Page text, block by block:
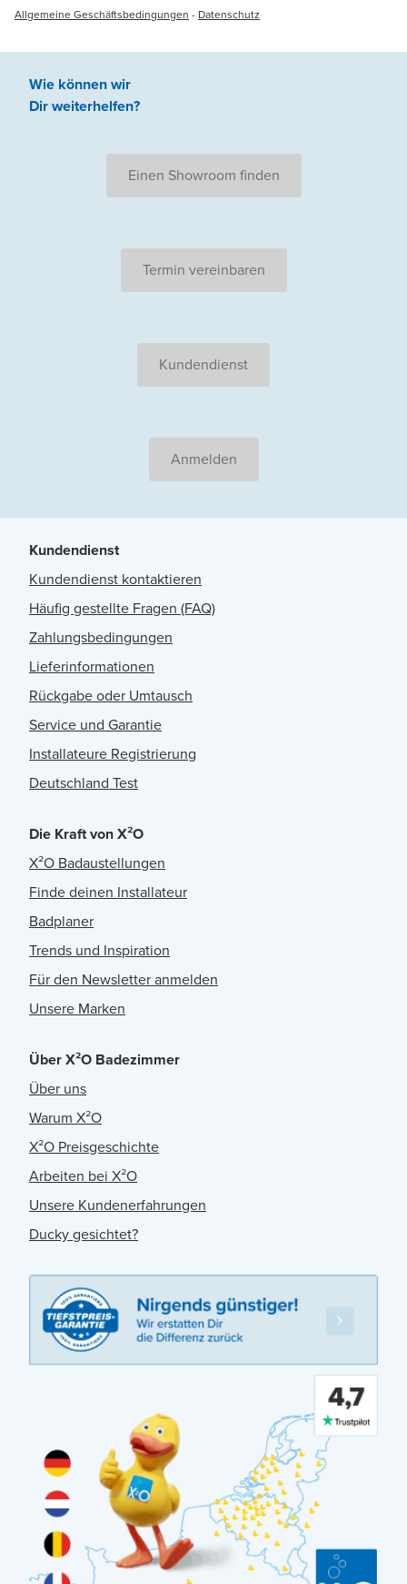
Allgemeine Geschäftsbedingungen - Datenschutz
Wie können wir
Dir weiterhelfen?
Einen Showroom finden
Termin vereinbaren
Kundendienst
Anmelden
Kundendienst
Kundendienst kontaktieren
Häufig gestellte Fragen (FAQ)
Zahlungsbedingungen
Lieferinformationen
Rückgabe oder Umtausch
Service und Garantie
Installateure Registrierung
Deutschland Test
Die Kraft von X²O
X²O Badaustellungen
Finde deinen Installateur
Badplaner
Trends und Inspiration
Für den Newsletter anmelden
Unsere Marken
Über X²O Badezimmer
Über uns
Warum X²O
X²O Preisgeschichte
Arbeiten bei X²O
Unsere Kundenerfahrungen
Ducky gesichtet?